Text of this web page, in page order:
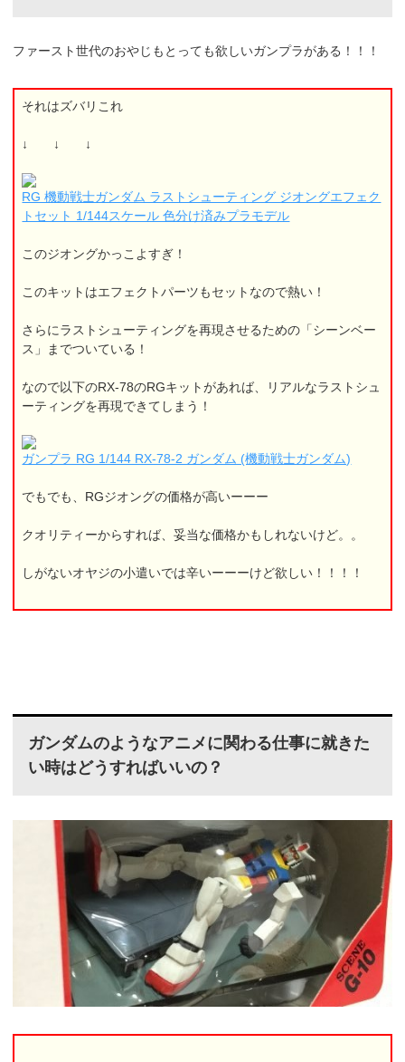
ファースト世代のおやじもとっても欲しいガンプラがある！！！
それはズバリこれ
↓ ↓ ↓
RG 機動戦士ガンダム ラストシューティング ジオングエフェク
トセット 1/144スケール 色分け済みプラモデル
このジオングかっこよすぎ！
このキットはエフェクトパーツもセットなので熱い！
さらにラストシューティングを再現させるための「シーンベー
ス」までついている！
なので以下のRX-78のRGキットがあれば、リアルなラストシュ
ーティングを再現できてしまう！
ガンプラ RG 1/144 RX-78-2 ガンダム (機動戦士ガンダム)
でもでも、RGジオングの価格が高いーーー
クオリティーからすれば、妥当な価格かもしれないけど。。
しがないオヤジの小遣いでは辛いーーーけど欲しい！！！！
ガンダムのようなアニメに関わる仕事に就きた
い時はどうすればいいの？